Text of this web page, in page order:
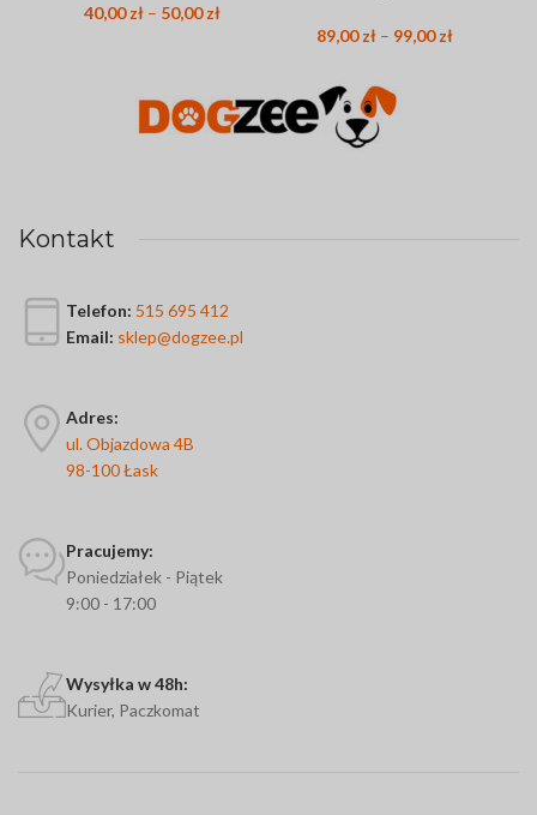
40,00zł – 50,00zł
89,00zł – 99,00zł
Kontakt
Telefon: 515 695 412
Email: sklep@dogzee.pl
Adres:
ul. Objazdowa 4B
98-100 Łask
Pracujemy:
Poniedziałek - Piątek
9:00 - 17:00
Wysyłka w 48h:
Kurier, Paczkomat